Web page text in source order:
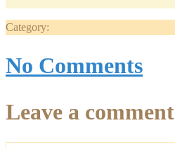
Category:
No Comments
Leave a comment